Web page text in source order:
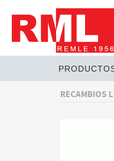
RECAMBIOS